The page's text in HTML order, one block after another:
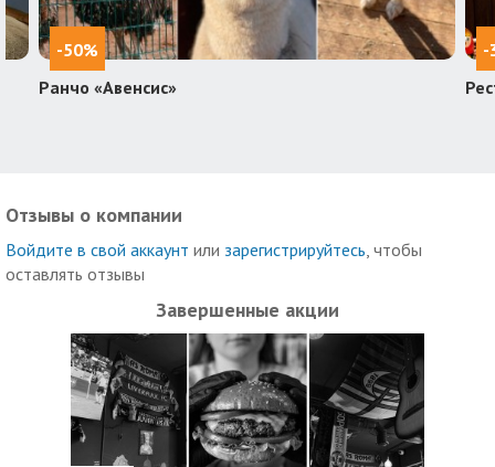
-50%
Ранчо «Авенсис»
-
Отзывы о компании
Войдите в свой аккаунт или зарегистрируйтесь , чтобы
оставлять отзывы
Завершенные акции